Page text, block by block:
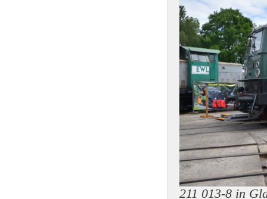
211 013-8 in